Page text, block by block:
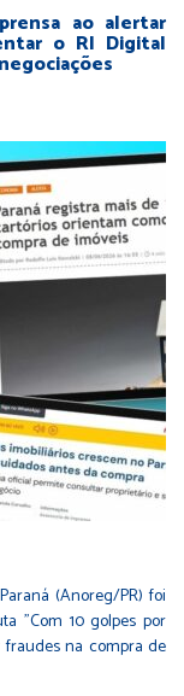
ao alertar
o RI Digital
(Anoreg/PR) foi
"Com 10 golpes por
na compra de